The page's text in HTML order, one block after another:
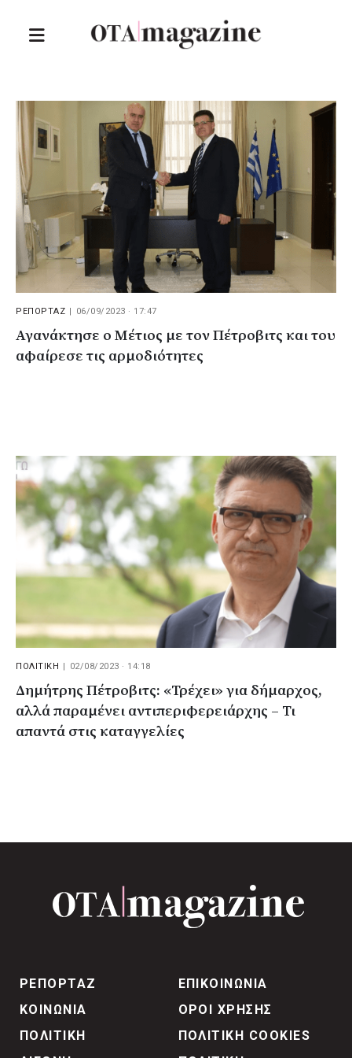
ΡΕΠΟΡΤΑΖ 06/09/2023 · 17:47
Αγανάκτησε ο Μέτιος με τον Πέτροβιτς και του
αφαίρεσε τις αρμοδιότητες
ΠΟΛΙΤΙΚΗ 02/08/2023 · 14:18
Δημήτρης Πέτροβιτς: «Τρέχει» για δήμαρχος,
αλλά παραμένει αντιπεριφερειάρχης – Τι
απαντά στις καταγγελίες
ΡΕΠΟΡΤΑΖ
ΚΟΙΝΩΝΙΑ
ΠΟΛΙΤΙΚΗ
ΕΠΙΚΟΙΝΩΝΙΑ
ΟΡΟΙ ΧΡΗΣΗΣ
ΠΟΛΙΤΙΚΗ COOKIES